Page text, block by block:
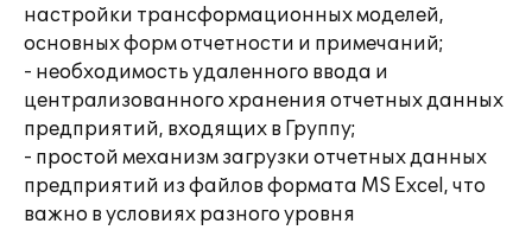
настройки трансформационных моделей,
основных форм отчетности и примечаний;
- необходимость удаленного ввода и
централизованного хранения отчетных данных
предприятий, входящих в Группу;
- простой механизм загрузки отчетных данных
предприятий из файлов формата MS Excel, что
важно в условиях разного уровня